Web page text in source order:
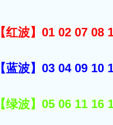
【红波】01 02 07
【蓝波】03 04 09
【绿波】05 06 11